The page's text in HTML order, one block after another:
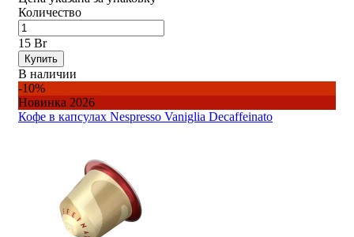
Количество
15 Br
Купить
В наличии
-10%
Новинка 2026
Кофе в капсулах Nespresso Vaniglia Decaffeinato